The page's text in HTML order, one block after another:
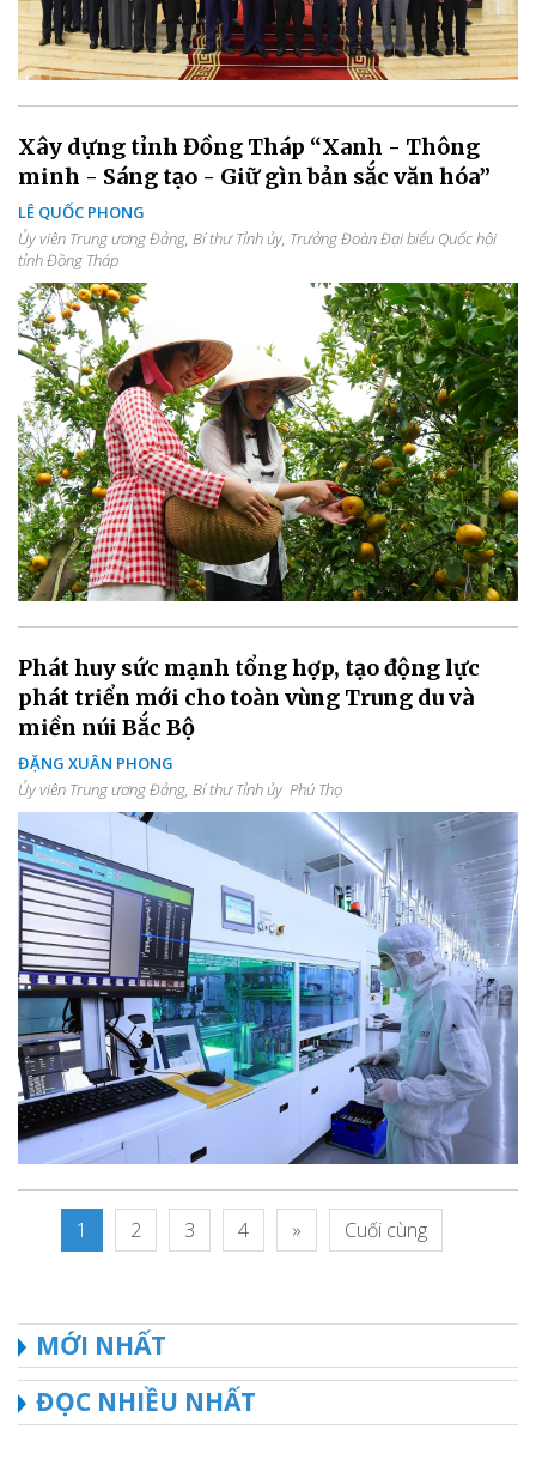
Xây dựng tỉnh Đồng Tháp “Xanh - Thông
minh - Sáng tạo - Giữ gìn bản sắc văn hóa”
LÊ QUỐC PHONG
Ủy viên Trung ương Đảng, Bí thư Tỉnh ủy, Trưởng Đoàn Đại biểu Quốc hội
tỉnh Đồng Tháp
Phát huy sức mạnh tổng hợp, tạo động lực
phát triển mới cho toàn vùng Trung du và
miền núi Bắc Bộ
ĐẶNG XUÂN PHONG
Ủy viên Trung ương Đảng, Bí thư Tỉnh ủy Phú Thọ
1 2 3 4 » Cuối cùng
MỚI NHẤT
ĐỌC NHIỀU NHẤT